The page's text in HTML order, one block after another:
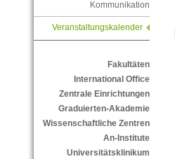
Kommunikation
Veranstaltungskalender
Fakultäten
International Office
Zentrale Einrichtungen
Graduierten-Akademie
Wissenschaftliche Zentren
An-Institute
Universitätsklinikum